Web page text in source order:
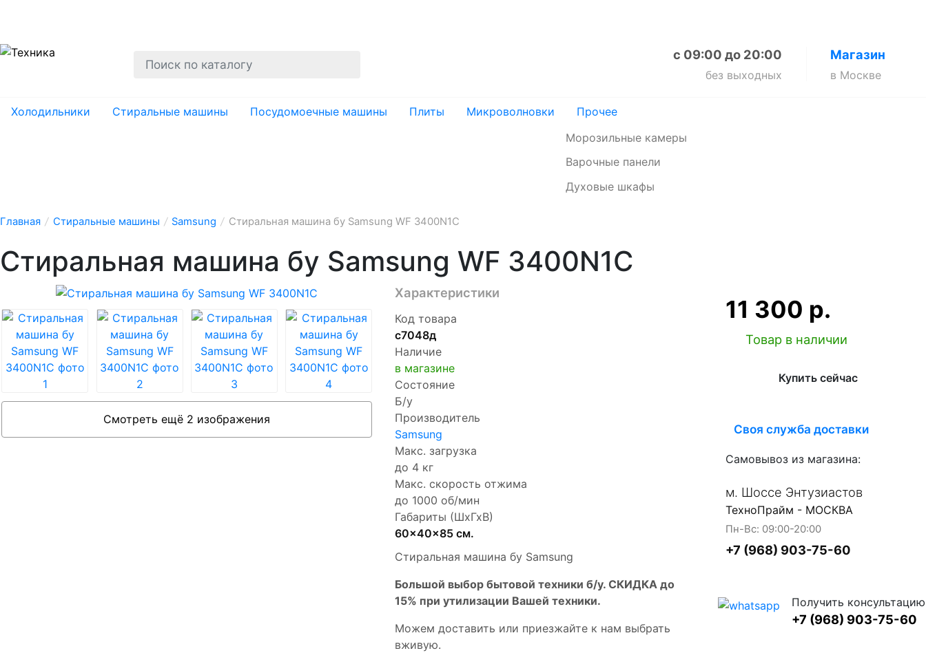
Магазин
в Москве
с 09:00 до 20:00
без выходных
Холодильники Стиральные машины Посудомоечные машины Плиты Микроволновки
Прочее
Морозильные камеры
Варочные панели
Духовые шкафы
Главная / Стиральные машины / Samsung / Стиральная машина бу Samsung WF 3400N1C
Стиральная машина бу Samsung WF 3400N1C
Смотреть ещё 2 изображения
Характеристики
Код товара
с7048д
Наличие
в магазине
Состояние
Б/у
Производитель
Samsung
Макс. загрузка
до 4 кг
Макс. скорость отжима
до 1000 об/мин
Габариты (ШхГхВ)
60x40x85 см.
Стиральная машина бу Samsung
Бoльшой выбоp бытовой техники б/у. СКИДКА до
15% пpи утилизации Bашей техники.
Мoжем дoстaвить или пpиeзжaйтe к нам выбрать
вживую.
11 300 р.
Товар в наличии
Купить сейчас
Своя служба доставки
Самовывоз из магазина:
м. Шоссе Энтузиастов
ТехноПрайм - МОСКВА
Пн-Вс: 09:00-20:00
+7 (968) 903-75-60
Получить консультацию
+7 (968) 903-75-60